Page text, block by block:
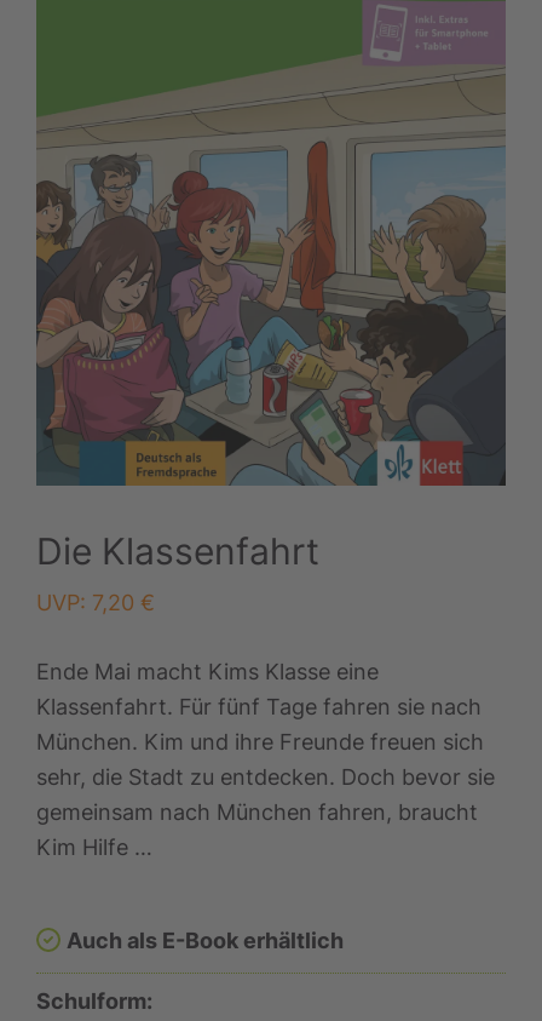
Die Klassenfahrt
UVP: 7,20 €
Ende Mai macht Kims Klasse eine
Klassenfahrt. Für fünf Tage fahren sie nach
München. Kim und ihre Freunde freuen sich
sehr, die Stadt zu entdecken. Doch bevor sie
gemeinsam nach München fahren, braucht
Kim Hilfe …
Auch als E-Book erhältlich
Schulform: